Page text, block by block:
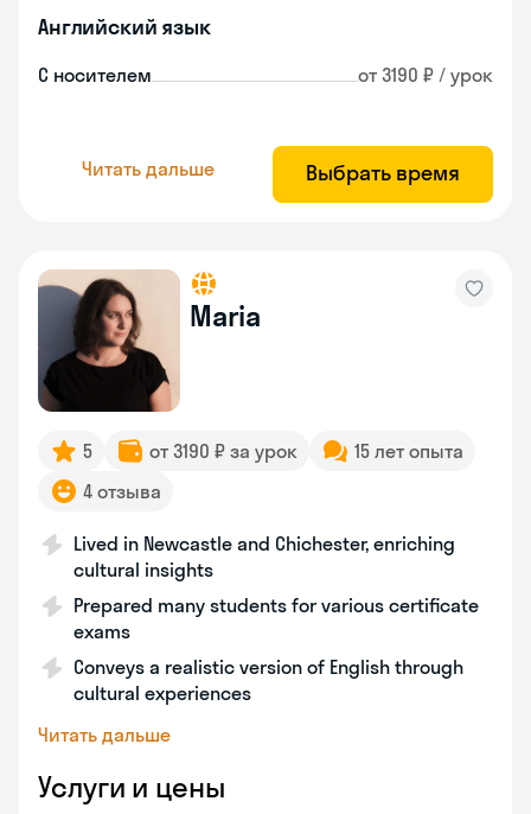
Английский язык
С носителем от 3190 ₽ / урок
Читать дальше Выбрать время
Maria
5 от 3190 ₽ за урок
15 лет опыта
4 отзыва
Lived in Newcastle and Chichester, enriching
cultural insights
Prepared many students for various certificate
exams
Conveys a realistic version of English through
cultural experiences
Читать дальше
Услуги и цены